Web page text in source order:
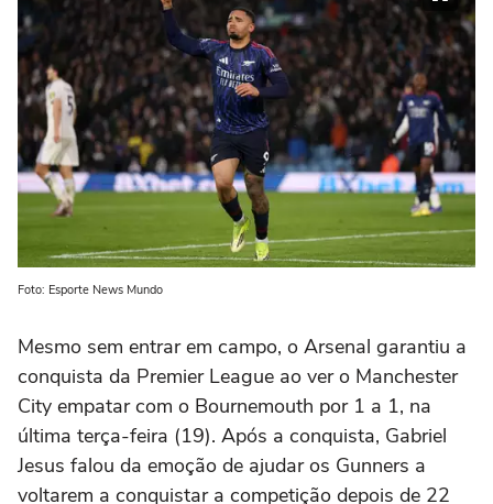
Foto: Esporte News Mundo
Mesmo sem entrar em campo, o Arsenal garantiu a
conquista da Premier League ao ver o Manchester
City empatar com o Bournemouth por 1 a 1, na
última terça-feira (19). Após a conquista, Gabriel
Jesus falou da emoção de ajudar os Gunners a
voltarem a conquistar a competição depois de 22